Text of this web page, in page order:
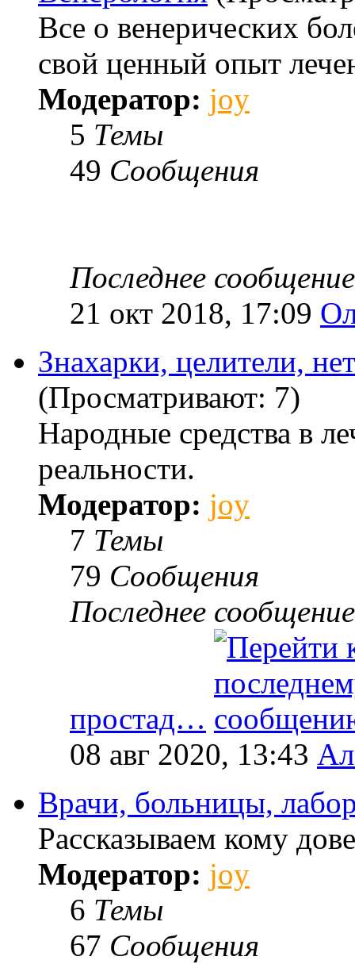
Все о венерических
свой ценный опыт
Модератор: joy
5 Темы
49 Сообщения
Последнее сообщение
21 окт 2018, 17:09
Знахарки, целители,
(Просматривают: 7)
Народные средства в
реальности.
Модератор: joy
7 Темы
79 Сообщения
Последнее сообщение
простад…
08 авг 2020, 13:43
Врачи, больницы,
Рассказываем кому
Модератор: joy
6 Темы
67 Сообщения